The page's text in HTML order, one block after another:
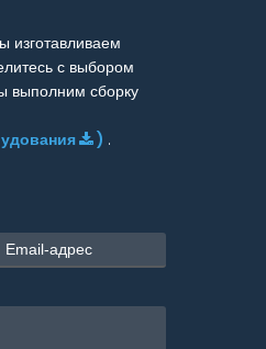
изготавливаем
с выбором
выполним сборку
) .